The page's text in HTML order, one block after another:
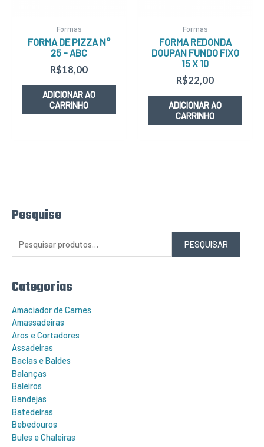
Pesquise
P
e
i
p
:
PESQUISAR
Categorias
Amaciador de Carnes
Amassadeiras
Aros e Cortadores
Assadeiras
Bacias e Baldes
Balanças
Baleiros
Bandejas
Batedeiras
Bebedouros
Bules e Chaleiras
Formas
FORMA DE PIZZA N°
25 – ABC
R$18,00
ADICIONAR AO
CARRINHO
Formas
FORMA REDONDA
DOUPAN FUNDO FIXO
15 X 10
R$22,00
ADICIONAR AO
CARRINHO